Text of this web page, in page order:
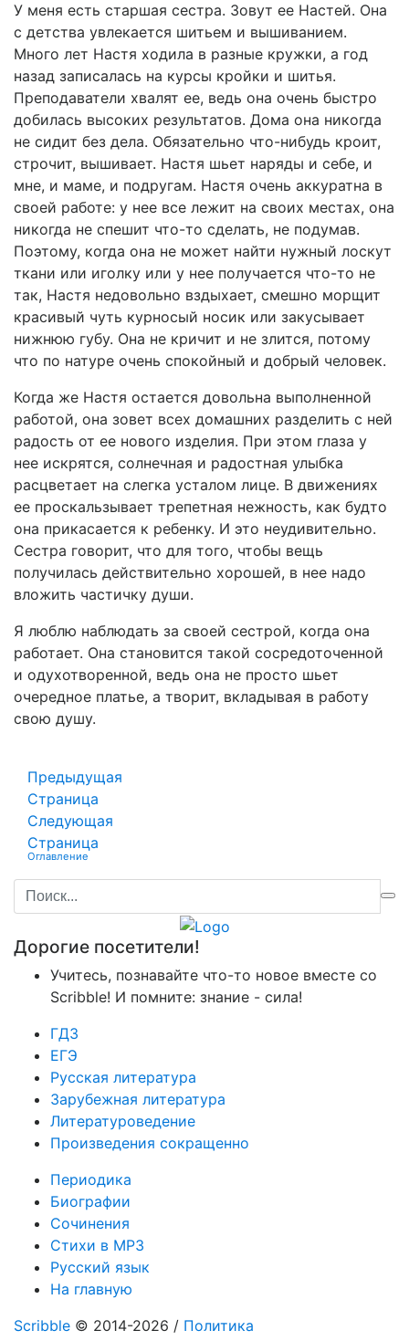
У меня есть старшая сестра. Зовут ее Настей. Она
с детства увлекается шитьем и вышиванием.
Много лет Настя ходила в разные кружки, а год
назад записалась на курсы кройки и шитья.
Преподаватели хвалят ее, ведь она очень быстро
добилась высоких результатов. Дома она никогда
не сидит без дела. Обязательно что-нибудь кроит,
строчит, вышивает. Настя шьет наряды и себе, и
мне, и маме, и подругам. Настя очень аккуратна в
своей работе: у нее все лежит на своих местах, она
никогда не спешит что-то сделать, не подумав.
Поэтому, когда она не может найти нужный лоскут
ткани или иголку или у нее получается что-то не
так, Настя недовольно вздыхает, смешно морщит
красивый чуть курносый носик или закусывает
нижнюю губу. Она не кричит и не злится, потому
что по натуре очень спокойный и добрый человек.
Когда же Настя остается довольна выполненной
работой, она зовет всех домашних разделить с ней
радость от ее нового изделия. При этом глаза у
нее искрятся, солнечная и радостная улыбка
расцветает на слегка усталом лице. В движениях
ее проскальзывает трепетная нежность, как будто
она прикасается к ребенку. И это неудивительно.
Сестра говорит, что для того, чтобы вещь
получилась действительно хорошей, в нее надо
вложить частичку души.
Я люблю наблюдать за своей сестрой, когда она
работает. Она становится такой сосредоточенной
и одухотворенной, ведь она не просто шьет
очередное платье, а творит, вкладывая в работу
свою душу.
Предыдущая
Страница
Следующая
Страница
Оглавление
Дорогие посетители!
Учитесь, познавайте что-то новое вместе со
Scribble! И помните: знание - сила!
ГДЗ
ЕГЭ
Русская литература
Зарубежная литература
Литературоведение
Произведения сокращенно
Периодика
Биографии
Сочинения
Стихи в MP3
Русский язык
На главную
Scribble © 2014-2026 / Политика